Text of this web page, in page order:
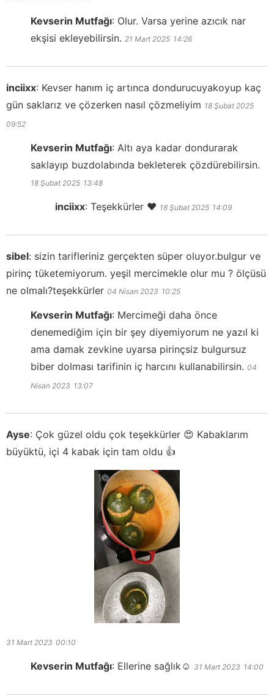
Kevserin Mutfağı: Olur. Varsa yerine azıcık nar
ekşisi ekleyebilirsin. 21 Mart 2025 14:26
inciixx: Kevser hanım iç artınca dondurucuyakoyup kaç
gün saklarız ve çözerken nasıl çözmeliyim 18 Şubat 2025
09:52
Kevserin Mutfağı: Altı aya kadar dondurarak
saklayıp buzdolabında bekleterek çözdürebilirsin.
18 Şubat 2025 13:48
inciixx: Teşekkürler ❤️ 18 Şubat 2025 14:09
sibel: sizin tarifleriniz gerçekten süper oluyor.bulgur ve
pirinç tüketemiyorum. yeşil mercimekle olur mu ? ölçüsü
ne olmalı?teşekkürler 04 Nisan 2023 10:25
Kevserin Mutfağı: Mercimeği daha önce
denemediğim için bir şey diyemiyorum ne yazıl ki
ama damak zevkine uyarsa pirinçsiz bulgursuz
biber dolması tarifinin iç harcını kullanabilirsin. 04
Nisan 2023 13:07
Ayse: Çok güzel oldu çok teşekkürler 😍 Kabaklarım
büyüktü, içi 4 kabak için tam oldu 👍
31 Mart 2023 00:10
Kevserin Mutfağı: Ellerine sağlık☺️ 31 Mart 2023 14:00